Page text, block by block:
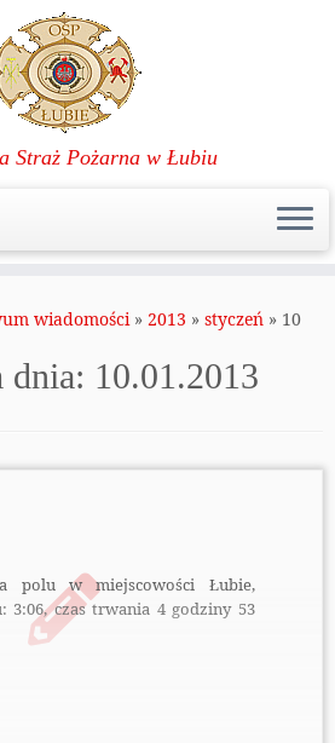
Straż Pożarna w Łubiu
wiadomości » 2013 » styczeń » 10
10.01.2013
polu w miejscowości Łubie,
3:06, czas trwania 4 godziny 53